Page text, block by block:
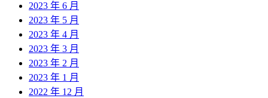
2023 年 6 月
2023 年 5 月
2023 年 4 月
2023 年 3 月
2023 年 2 月
2023 年 1 月
2022 年 12 月